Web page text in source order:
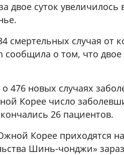
двое суток увеличилось
смертельных случая от
о том, что двое
476 новых случаях
Корее число
26 пациентов.
Корее приходятся на
Шинь-чонджи»